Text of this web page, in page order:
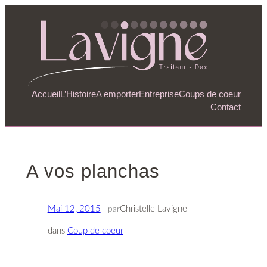
Accueil L’HistoireA emporterEntrepriseCoups de coeur
Contact
A vos planchas
Mai 12, 2015—parChristelle Lavigne
dans Coup de coeur